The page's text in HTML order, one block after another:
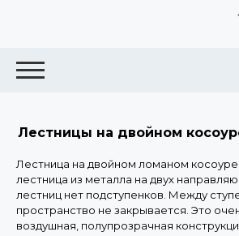
Лестницы на двойном
Лестница на двойном ломаном
лестница из металла на двух
лестниц нет подступенков. Между
пространство не закрывается. Это
воздушная, полупрозрачная